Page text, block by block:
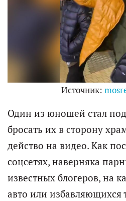
Источник:
Один из юношей стал
бросать их в сторону
действо на видео. Как
соцсетях, наверняка
известных блогеров, на
авто или избавляющихся